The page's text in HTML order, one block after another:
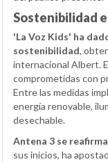
Sostenibilidad
'La Voz Kids' ha
sostenibilidad,
internacional Albert.
comprometidas con
Entre las medidas
energía renovable,
desechable.
Antena 3 se
sus inicios, ha